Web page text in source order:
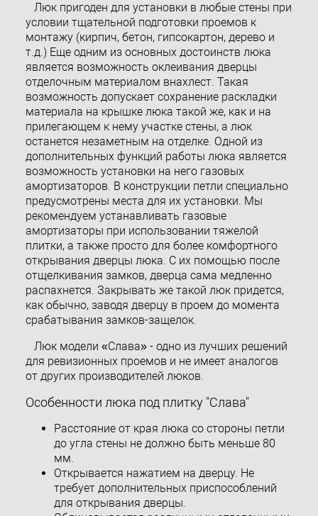
Люк пригоден для установки в любые стены при
условии тщательной подготовки проемов к
монтажу (кирпич, бетон, гипсокартон, дерево и
т.д.) Еще одним из основных достоинств люка
является возможность оклеивания дверцы
отделочным материалом внахлест. Такая
возможность допускает сохранение раскладки
материала на крышке люка такой же, как и на
прилегающем к нему участке стены, а люк
останется незаметным на отделке. Одной из
дополнительных функций работы люка является
возможность установки на него газовых
амортизаторов. В конструкции петли специально
предусмотрены места для их установки. Мы
рекомендуем устанавливать газовые
амортизаторы при использовании тяжелой
плитки, а также просто для более комфортного
открывания дверцы люка. С их помощью после
отщелкивания замков, дверца сама медленно
распахнется. Закрывать же такой люк придется,
как обычно, заводя дверцу в проем до момента
срабатывания замков-защелок.
Люк модели «Слава» - одно из лучших решений
для ревизионных проемов и не имеет аналогов
от других производителей люков.
Особенности люка под плитку "Слава"
Расстояние от края люка со стороны петли
до угла стены не должно быть меньше 80
мм.
Открывается нажатием на дверцу. Не
требует дополнительных приспособлений
для открывания дверцы.